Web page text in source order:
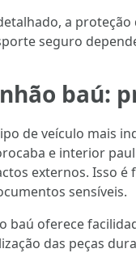
a
seguro
baú:
de veículo mais
e interior
externos. Isso
sensíveis.
baú oferece
das peças